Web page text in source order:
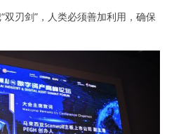
刃剑”，人类必须善加利用，确保